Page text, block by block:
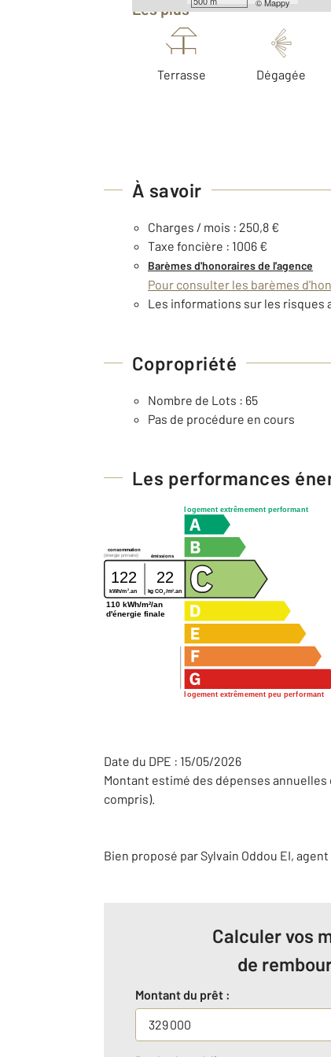
©Mappy
Les plus
Terrasse Dégagée
À savoir
Charges / mois : 250,8 €
Taxe foncière : 1006 €
Barèmes d'honoraires de l'agence
Pour consulter les barèmes
Les informations sur les risques
Copropriété
Nombre de Lots : 65
Pas de procédure en cours
Les performances
logement extrêmement performant
logement extrêmement peu performant
consommation
émissions
(énergie primaire)
122 22
kWh/m 2 .an kg CO2/m2 .an
110 kWh/m²/an
d'énergie finale
Date du DPE : 15/05/2026
Montant estimé des dépenses annuelles
compris).
Bien proposé parSylvain Oddou EI, agent
Calculer vos
de
Montant du prêt :